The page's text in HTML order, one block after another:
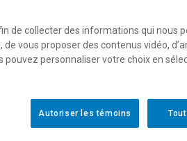
Psychologie
de zéro à douze
Horaire - Été 2026
de collecter des informations qui nous
vous proposer des contenus vidéo,
personnaliser votre choix en
Autoriser les témoins